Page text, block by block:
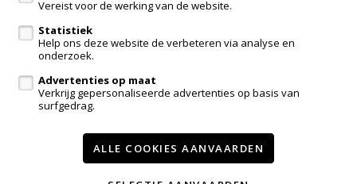
eigenaarslogin
Te koop Te huur Referenties
Onze diensten
Wijzig cookie voorkeuren
Vereist voor de werking van de website.
Statistiek
Help ons deze website de verbeteren via analyse en
onderzoek.
Advertenties op maat
Verkrijg gepersonaliseerde advertenties op basis van
surfgedrag.
ALLE COOKIES AANVAARDEN